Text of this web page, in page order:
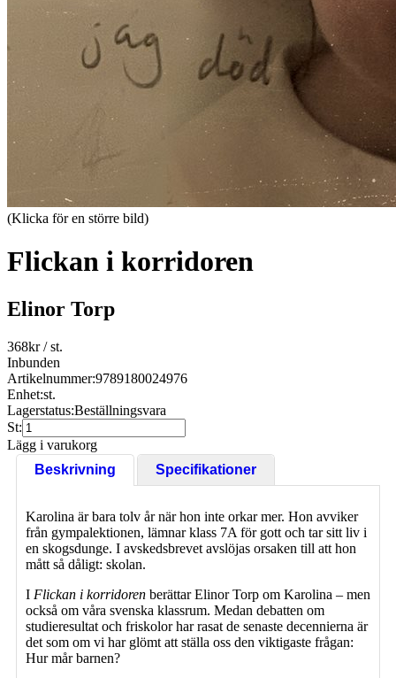
(Klicka för en större bild)
Flickan i korridoren
Elinor Torp
368kr/ st.
Inbunden
Artikelnummer:9789180024976
Enhet:st.
Lagerstatus:Beställningsvara
St:
Lägg i varukorg
Beskrivning
Specifikationer
Karolina är bara tolv år när hon inte orkar mer. Hon avviker
från gympalektionen, lämnar klass 7A för gott och tar sitt liv i
en skogsdunge. I avskedsbrevet avslöjas orsaken till att hon
mått så dåligt: skolan.
I Flickan i korridoren berättar Elinor Torp om Karolina – men
också om våra svenska klassrum. Medan debatten om
studieresultat och friskolor har rasat de senaste decennierna är
det som om vi har glömt att ställa oss den viktigaste frågan:
Hur mår barnen?